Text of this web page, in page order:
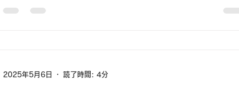
きます🧺🌿 そして今年はなんと…...
2025年5月6日 読了時間: 4分